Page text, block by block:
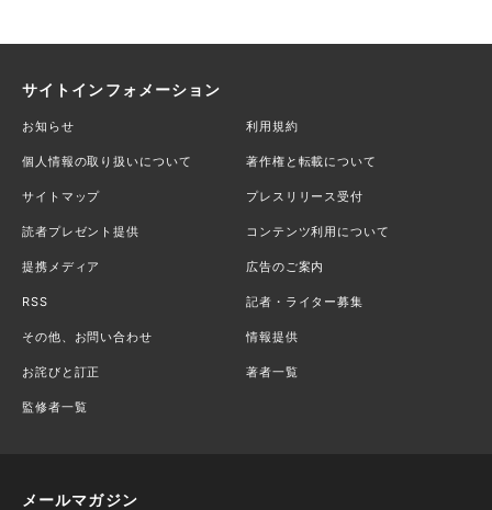
サイトインフォメーション
お知らせ 利用規約
個人情報の取り扱いについて 著作権と転載について
サイトマップ プレスリリース受付
読者プレゼント提供 コンテンツ利用について
提携メディア 広告のご案内
RSS 記者・ライター募集
その他、お問い合わせ 情報提供
お詫びと訂正 著者一覧
監修者一覧
メールマガジン